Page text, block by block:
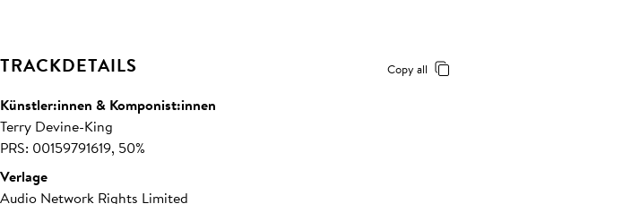
TRACKDETAILS Copy all
Künstler:innen & Komponist:innen
Terry Devine-King
PRS: 00159791619, 50%
Verlage
Audio Network Rights Limited